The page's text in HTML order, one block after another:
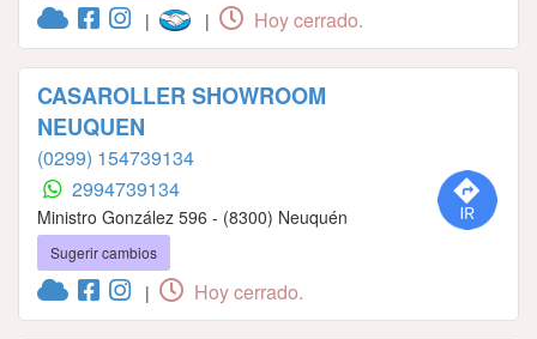
| | Hoy cerrado.
CASAROLLER SHOWROOM
NEUQUEN
(0299) 154739134
2994739134
Ministro González 596 - (8300) Neuquén
Sugerir cambios
| Hoy cerrado.